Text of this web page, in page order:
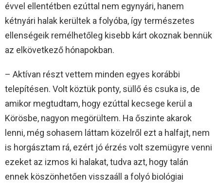
évvel ellentétben ezúttal nem egynyári, hanem
kétnyári halak kerültek a folyóba, így természetes
ellenségeik remélhetőleg kisebb kárt okoznak bennük
az elkövetkező hónapokban.
– Aktívan részt vettem minden egyes korábbi
telepítésen. Volt köztük ponty, süllő és csuka is, de
amikor megtudtam, hogy ezúttal kecsege kerül a
Körösbe, nagyon megörültem. Ha őszinte akarok
lenni, még sohasem láttam közelről ezt a halfajt, nem
is horgásztam rá, ezért jó érzés volt szemügyre venni
ezeket az izmos ki halakat, tudva azt, hogy talán
ennek köszönhetően visszaáll a folyó biológiai